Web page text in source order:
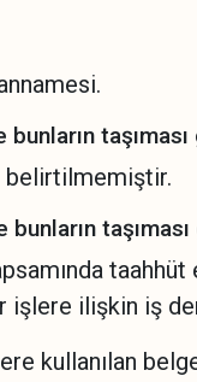
belirtilmemiştir.
işlere ilişkin iş
kullanılan